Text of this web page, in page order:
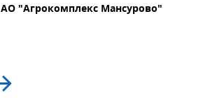
АО "Агрокомплекс Мансурово"